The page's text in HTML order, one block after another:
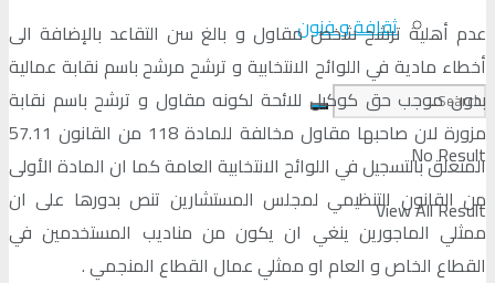
ثقافة و فنون
No Result
View All Result
عدم أهلية ترشح شخص مقاول و بالغ سن التقاعد بالإضافة الى
أخطاء مادية في اللوائح الانتخابية و ترشح مرشح باسم نقابة عمالية
بدون موجب حق كوكيل للائحة لكونه مقاول و ترشح باسم نقابة
مزورة لان صاحبها مقاول مخالفة للمادة 118 من القانون 57.11
المتعلق بالتسجيل في اللوائح الانتخابية العامة كما ان المادة الأولى
من القانون التنظيمي لمجلس المستشارين تنص بدورها على ان
ممثلي الماجورين ينغي ان يكون من مناديب المستخدمين في
القطاع الخاص و العام او ممثلي عمال القطاع المنجمي .